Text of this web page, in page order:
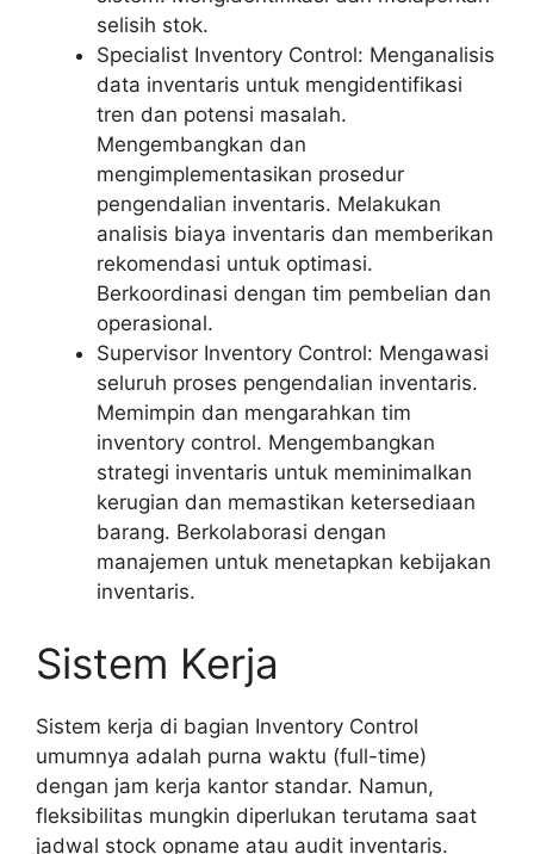
selisih stok.
Specialist Inventory Control: Menganalisis
data inventaris untuk mengidentifikasi
tren dan potensi masalah.
Mengembangkan dan
mengimplementasikan prosedur
pengendalian inventaris. Melakukan
analisis biaya inventaris dan memberikan
rekomendasi untuk optimasi.
Berkoordinasi dengan tim pembelian dan
operasional.
Supervisor Inventory Control: Mengawasi
seluruh proses pengendalian inventaris.
Memimpin dan mengarahkan tim
inventory control. Mengembangkan
strategi inventaris untuk meminimalkan
kerugian dan memastikan ketersediaan
barang. Berkolaborasi dengan
manajemen untuk menetapkan kebijakan
inventaris.
Sistem Kerja
Sistem kerja di bagian Inventory Control
umumnya adalah purna waktu (full-time)
dengan jam kerja kantor standar. Namun,
fleksibilitas mungkin diperlukan terutama saat
jadwal stock opname atau audit inventaris.